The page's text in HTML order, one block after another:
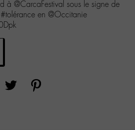
à @CarcaFestival sous le signe de
en @Occitanie